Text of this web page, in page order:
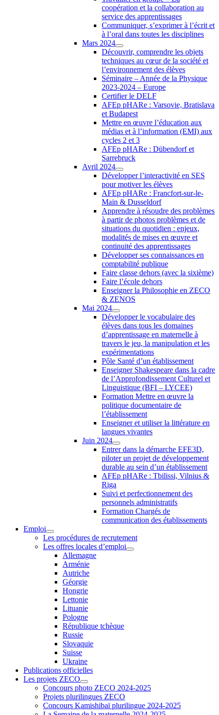
coopération et la collaboration au
service des apprentissages
Communiquer, s’exprimer à l’écrit et
à l’oral dans toutes les disciplines
Mars 2024
Découvrir, comprendre les objets
techniques au cœur de la société et
l’environnement des élèves
Séminaire – Année de la Physique
2023-2024 – Europe
Certifier le DELF
AFEp pHARe : Varsovie, Bratislava
et Budapest
Mettre en œuvre l’éducation aux
médias et à l’information (EMI) aux
cycles 2 et 3
AFEp pHARe : Dübendorf et
Sarrebruck
Avril 2024
Développer l’interactivité en SES
pour motiver les élèves
AFEp pHARe : Francfort-sur-le-
Main & Dusseldorf
Apprendre à résoudre des problèmes
à partir de photos problèmes et de
situations du quotidien : enjeux,
modalités de mises en œuvre et
continuité des apprentissages
Développer ses connaissances en
comptabilité publique
Faire classe dehors (avec la sixième)
Faire l’école dehors
Enseigner la Philosophie en ZECO
& ZENOS
Mai 2024
Développer le vocabulaire des
élèves dans tous les domaines
d’apprentissage en maternelle à
travers le jeu, la manipulation et les
expérimentations
Pôle Santé d’un établissement
Enseigner Shakespeare dans la cadre
de l’Approfondissement Culturel et
Linguistique (BFI – LYCEE)
Formation Mettre en œuvre la
politique documentaire de
l’établissement
Enseigner et utiliser la littérature en
langues vivantes
Juin 2024
Entrer dans la démarche EFE3D,
piloter un projet de développement
durable au sein d’un établissement
AFEp pHARe : Tbilissi, Vilnius &
Riga
Suivi et perfectionnement des
personnels administratifs
Formation Chargés de
communication des établissements
Emploi
Les procédures de recrutement
Les offres locales d’emploi
Allemagne
Arménie
Autriche
Géorgie
Hongrie
Lettonie
Lituanie
Pologne
République tchèque
Russie
Slovaquie
Suisse
Ukraine
Publications officielles
Les projets ZECO
Concours photo ZECO 2024-2025
Projets plurilingues ZECO
Concours Kamishibaï plurilingue 2024-2025